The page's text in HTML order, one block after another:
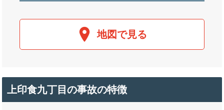
地図で見る
上印食九丁目の事故の特徴